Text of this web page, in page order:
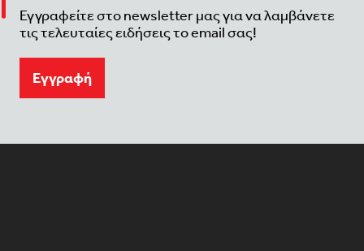
Εγγραφείτε στο newsletter μας για να λαμβάνετε
τις τελευταίες ειδήσεις το email σας!
Eγγραφή